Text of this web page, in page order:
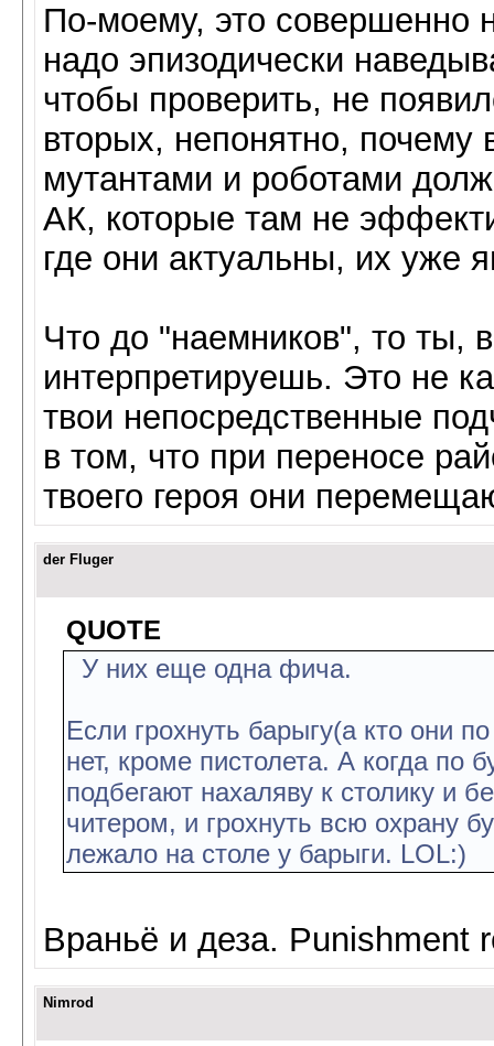
По-моему, это совершенно
надо эпизодически
чтобы проверить, не
вторых, непонятно, почему
мутантами и роботами
АК, которые там не
где они актуальны, их уже
Что до "наемников", то ты,
интерпретируешь. Это не
твои непосредственные
в том, что при переносе
твоего героя они
der Fluger
QUOTE
У них еще одна фича.
Если грохнуть барыгу(а кто они
нет, кроме пистолета. А когда по
подбегают нахаляву к столику и
читером, и грохнуть всю охрану
лежало на столе у барыги. LOL:)
Враньё и деза. Punishment
Nimrod